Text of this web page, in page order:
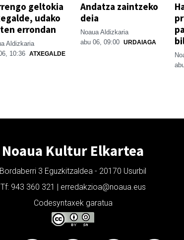
geltokia
udako
errondan
Aldizkaria
10:36 ATXEGALDE
Andatza zaintzeko
deia
Noaua Aldizkaria
abu 06, 09:00 URDAIAGA
Noaua Kultur Elkartea
Bordaberri 3 Eguzkitzaldea - 20170 Usurbil
Tf: 943 360 321 | erredakzioa@noaua.eus
Codesyntaxek garatua